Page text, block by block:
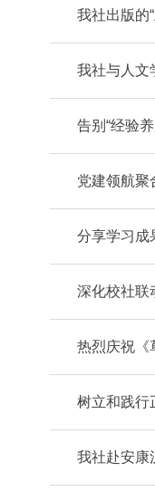
我社出版的
我社与人文
告别“经验
党建领航聚
分享学习成
深化校社联
热烈庆祝《
树立和践行
我社赴安康